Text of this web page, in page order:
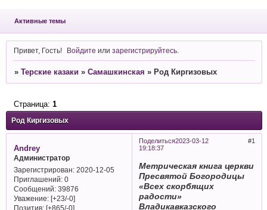
Активные темы
Привет, Гость! Войдите илизарегистрируйтесь
» Терские казаки » Самашкинская » Род Киргизовых
Род Киргизовых
Страница: 1
Поделиться 1
2023-03-12
19:18:37
Andrey
Администратор
Зарегистрирован: 2020-12-05
Приглашений:0
Сообщений:39876
Уважение: [+23/-0]
Позитив: [+865/-0]
Метрическая книга церкви
Пресвятой Богородицы
«Всех скорбящих
радости»
Владикавказского